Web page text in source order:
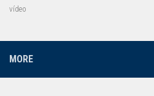
vídeo
MORE